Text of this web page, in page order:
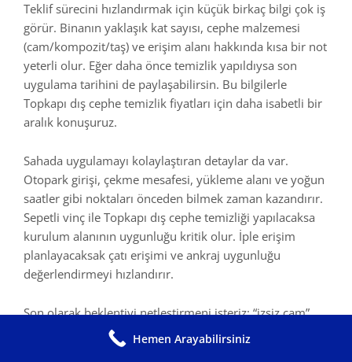
Teklif sürecini hızlandırmak için küçük birkaç bilgi çok iş
görür. Binanın yaklaşık kat sayısı, cephe malzemesi
(cam/kompozit/taş) ve erişim alanı hakkında kısa bir not
yeterli olur. Eğer daha önce temizlik yapıldıysa son
uygulama tarihini de paylaşabilirsin. Bu bilgilerle
Topkapı dış cephe temizlik fiyatları için daha isabetli bir
aralık konuşuruz.
Sahada uygulamayı kolaylaştıran detaylar da var.
Otopark girişi, çekme mesafesi, yükleme alanı ve yoğun
saatler gibi noktaları önceden bilmek zaman kazandırır.
Sepetli vinç ile Topkapı dış cephe temizliği yapılacaksa
kurulum alanının uygunluğu kritik olur. İple erişim
planlayacaksak çatı erişimi ve ankraj uygunluğu
değerlendirmeyi hızlandırır.
Son olarak beklentiyi netleştirmeni isteriz: “izsiz cam”,
“tam cephe”, “sadece ön cephe” gibi hedefi baştan
konuşalım. Böylece hem iş planı hem ekipman seçimi
Hemen Arayabilirsiniz